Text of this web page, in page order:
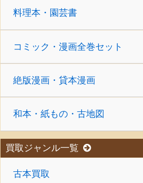
料理本・園芸書
コミック・漫画全巻セット
絶版漫画・貸本漫画
和本・紙もの・古地図
買取ジャンル一覧
古本買取